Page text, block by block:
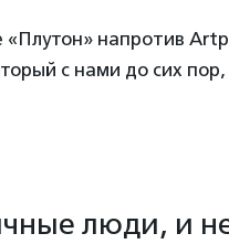
напротив
с нами до сих
люди, и